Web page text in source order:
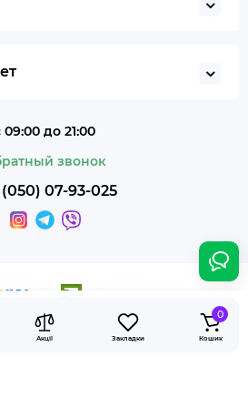
Акції Закладки
0
Кошик
09:00 до 21:00
звонок
(050) 07-93-025
Shop © 2026